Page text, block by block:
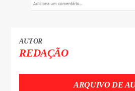
AUTOR
REDAÇÃO
ARQUIVO DE